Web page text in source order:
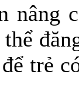
nâng
để trẻ